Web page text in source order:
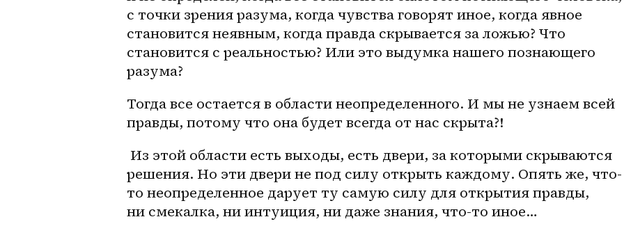
с точки зрения разума, когда чувства говорят иное, когда явное
становится неявным, когда правда скрывается за ложью? Что
становится с реальностью? Или это выдумка нашего познающего
разума?
Тогда все остается в области неопределенного. И мы не узнаем всей
правды, потому что она будет всегда от нас скрыта?!
решения. Но эти двери не под силу открыть каждому. Опять же, что-
то неопределенное дарует ту самую силу для открытия правды,
ни смекалка, ни интуиция, ни даже знания, что-то иное…